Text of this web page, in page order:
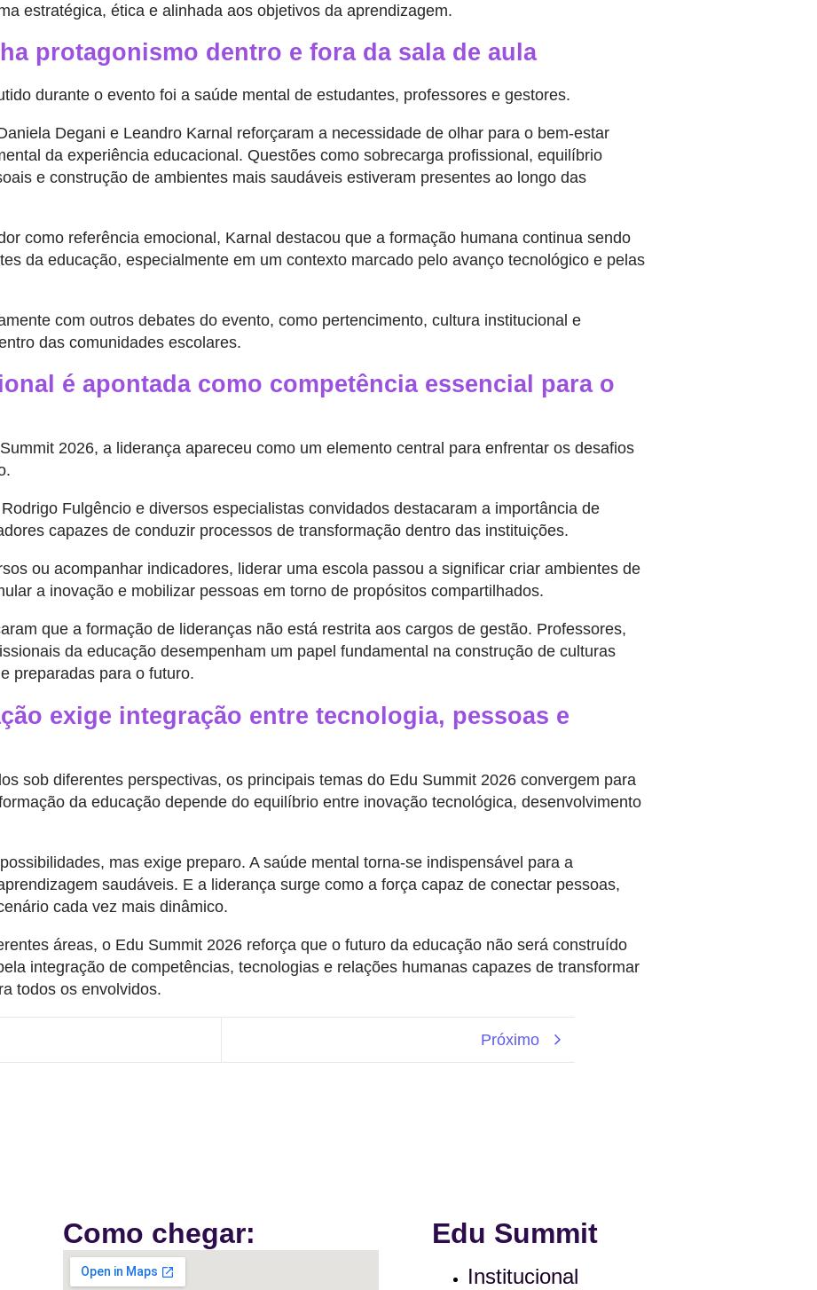
estratégica, ética e alinhada aos objetivos da aprendizagem.
protagonismo dentro e fora da sala de aula
durante o evento foi a saúde mental de estudantes, professores e gestores.
Degani e Leandro Karnal reforçaram a necessidade de olhar para o bem-estar
da experiência educacional. Questões como sobrecarga profissional, equilíbrio
e construção de ambientes mais saudáveis estiveram presentes ao longo das
como referência emocional, Karnal destacou que a formação humana continua sendo
da educação, especialmente em um contexto marcado pelo avanço tecnológico e pelas
com outros debates do evento, como pertencimento, cultura institucional e
das comunidades escolares.
é apontada como competência essencial para o
2026, a liderança apareceu como um elemento central para enfrentar os desafios
Fulgêncio e diversos especialistas convidados destacaram a importância de
capazes de conduzir processos de transformação dentro das instituições.
ou acompanhar indicadores, liderar uma escola passou a significar criar ambientes de
a inovação e mobilizar pessoas em torno de propósitos compartilhados.
que a formação de lideranças não está restrita aos cargos de gestão. Professores,
da educação desempenham um papel fundamental na construção de culturas
preparadas para o futuro.
exige integração entre tecnologia, pessoas e
sob diferentes perspectivas, os principais temas do Edu Summit 2026 convergem para
da educação depende do equilíbrio entre inovação tecnológica, desenvolvimento
mas exige preparo. A saúde mental torna-se indispensável para a
saudáveis. E a liderança surge como a força capaz de conectar pessoas,
cada vez mais dinâmico.
áreas, o Edu Summit 2026 reforça que o futuro da educação não será construído
integração de competências, tecnologias e relações humanas capazes de transformar
todos os envolvidos.
Próximo
Como chegar: Edu Summit
Institucional